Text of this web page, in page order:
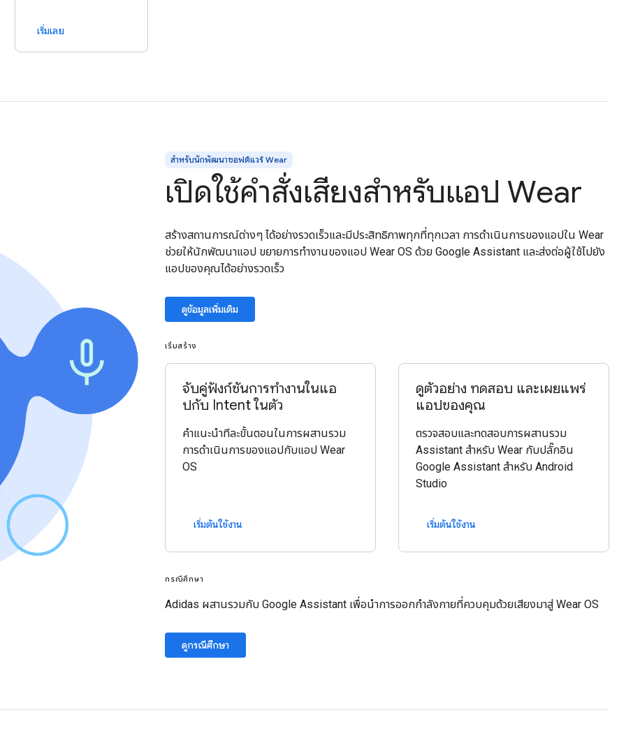
เริ่มเลย
สำหรับนักพัฒนาซอฟต์แวร์ Wear
เปิดใช้คำสั่งเสียงสำหรับแอป Wear
สร้างสถานการณ์ต่างๆ ได้อย่างรวดเร็วและมีประสิทธิภาพทุกที่ทุกเวลา การดำเนินการของแอปใน Wear
ช่วยให้นักพัฒนาแอป ขยายการทำงานของแอป Wear OS ด้วย Google Assistant และส่งต่อผู้ใช้ไปยัง
แอปของคุณได้อย่างรวดเร็ว
ดูข้อมูลเพิ่มเติม
เริ่มสร้าง
จับคู่ฟังก์ชันการทำงานในแอ
ปกับ Intent ในตัว
คำแนะนำทีละขั้นตอนในการผสานรวม
การดำเนินการของแอปกับแอป Wear
OS
เริ่มต้นใช้งาน
ดูตัวอย่าง ทดสอบ และเผยแพร่
แอปของคุณ
ตรวจสอบและทดสอบการผสานรวม
Assistant สำหรับ Wear กับปลั๊กอิน
Google Assistant สำหรับ Android
Studio
เริ่มต้นใช้งาน
กรณีศึกษา
Adidas ผสานรวมกับ Google Assistant เพื่อนำการออกกำลังกายที่ควบคุมด้วยเสียงมาสู่ Wear OS
ดูกรณีศึกษา